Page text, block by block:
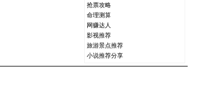
抢票攻略
命理测算
网赚达人
影视推荐
旅游景点推荐
小说推荐分享